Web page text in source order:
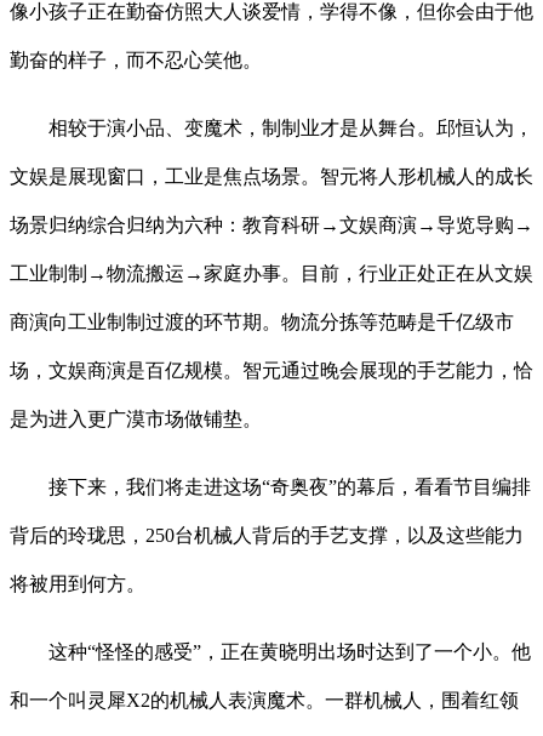
像小孩子正在勤奋仿照大人谈爱情，学得不像，但你会由于他
勤奋的样子，而不忍心笑他。
相较于演小品、变魔术，制制业才是从舞台。邱恒认为，
文娱是展现窗口，工业是焦点场景。智元将人形机械人的成长
场景归纳综合归纳为六种：教育科研→文娱商演→导览导购→
工业制制→物流搬运→家庭办事。目前，行业正处正在从文娱
商演向工业制制过渡的环节期。物流分拣等范畴是千亿级市
场，文娱商演是百亿规模。智元通过晚会展现的手艺能力，恰
是为进入更广漠市场做铺垫。
接下来，我们将走进这场“奇奥夜”的幕后，看看节目编排
背后的玲珑思，250台机械人背后的手艺支撑，以及这些能力
将被用到何方。
这种“怪怪的感受”，正在黄晓明出场时达到了一个小。他
和一个叫灵犀X2的机械人表演魔术。一群机械人，围着红领